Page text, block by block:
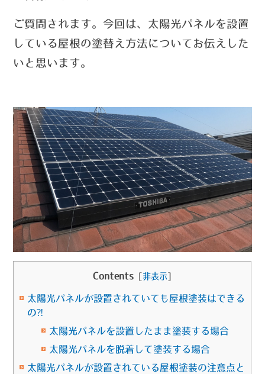
ご質問されます。 今回は、太陽光パネルを設置
している屋根の塗替え方法についてお伝えした
いと思います。
Contents 非表示
太陽光パネルが設置されていても屋根塗装はできる
の⁈
太陽光パネルを設置したまま塗装する場合
太陽光パネルを脱着して塗装する場合
太陽光パネルが設置されている屋根塗装の注意点と